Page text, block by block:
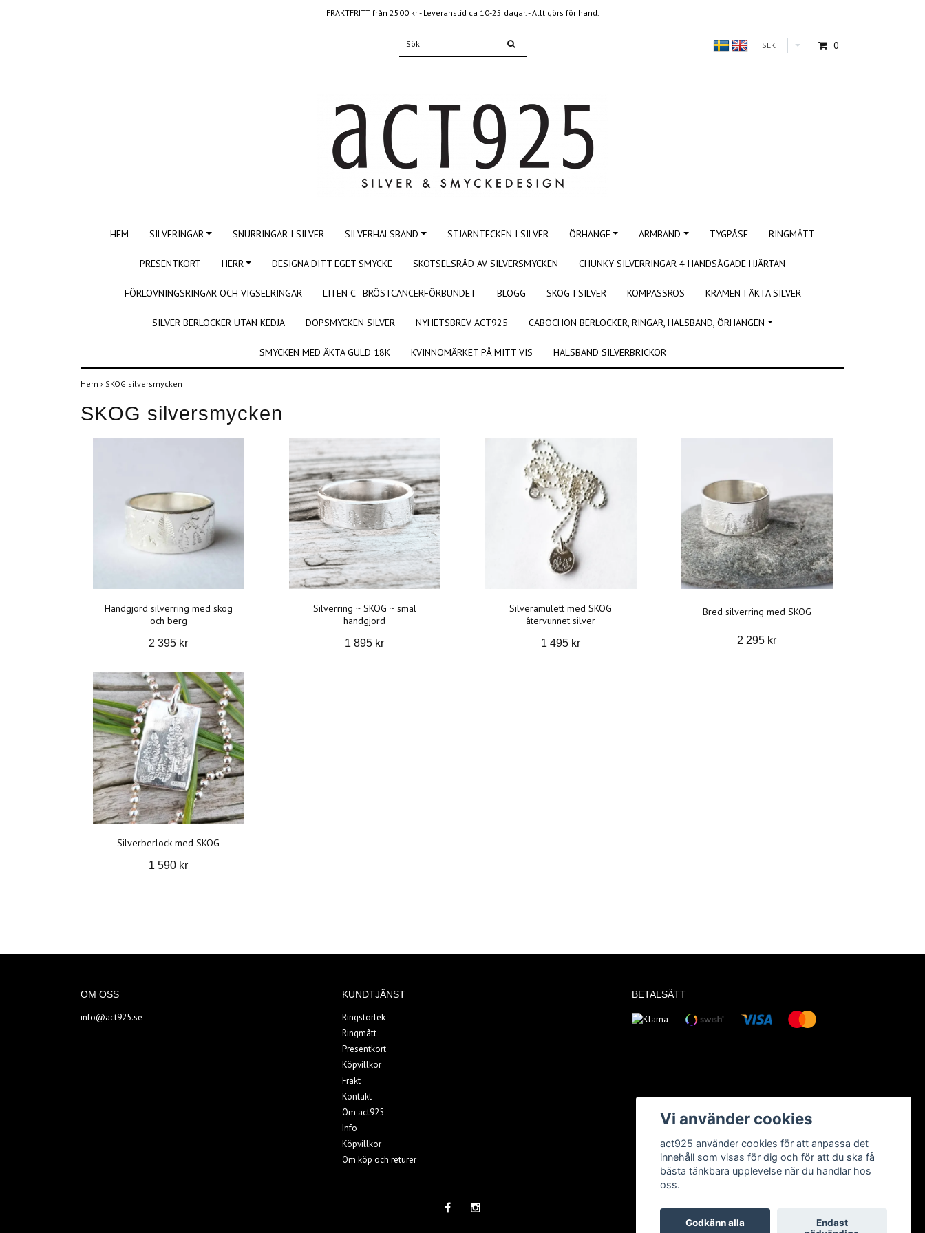
FRAKTFRITT från 2500 kr - Leveranstid ca 10-25 dagar. - Allt görs för hand.
SEK 0
HEM SILVERINGAR SNURRINGAR I SILVER SILVERHALSBAND STJÄRNTECKEN I SILVER ÖRHÄNGE ARMBAND TYGPÅSE RINGMÅTT
PRESENTKORT HERR DESIGNA DITT EGET SMYCKE SKÖTSELSRÅD AV SILVERSMYCKEN CHUNKY SILVERRINGAR 4 HANDSÅGADE HJÄRTAN
FÖRLOVNINGSRINGAR OCH VIGSELRINGAR LITEN C - BRÖSTCANCERFÖRBUNDET BLOGG SKOG I SILVER KOMPASSROS KRAMEN I ÄKTA SILVER
SILVER BERLOCKER UTAN KEDJA DOPSMYCKEN SILVER NYHETSBREV ACT925 CABOCHON BERLOCKER, RINGAR, HALSBAND, ÖRHÄNGEN
SMYCKEN MED ÄKTA GULD 18K KVINNOMÄRKET PÅ MITT VIS HALSBAND SILVERBRICKOR
Hem › SKOG silversmycken
SKOG silversmycken
Handgjord silverring med skog
och berg
2 395 kr
Silverring ~ SKOG ~ smal
handgjord
1 895 kr
Silveramulett med SKOG
återvunnet silver
1 495 kr
Bred silverring med SKOG
2 295 kr
Silverberlock med SKOG
1 590 kr
OM OSS
info@act925.se
KUNDTJÄNST
Ringstorlek
Ringmått
Presentkort
Köpvillkor
Frakt
Kontakt
Om act925
Info
Köpvillkor
Om köp och returer
BETALSÄTT
Vi använder cookies
act925 använder cookies för att anpassa det
innehåll som visas för dig och för att du ska få
bästa tänkbara upplevelse när du handlar hos
oss.
Godkänn alla
Endast